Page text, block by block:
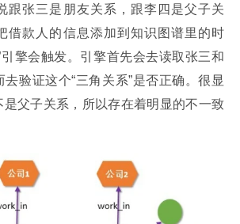
跟张三是朋友关系，跟李四是父子关
借款人的信息添加到知识图谱里的时
引擎会触发。引擎首先会去读取张三和
验证这个“三角关系”是否正确。很显
父子关系，所以存在着明显的不一致